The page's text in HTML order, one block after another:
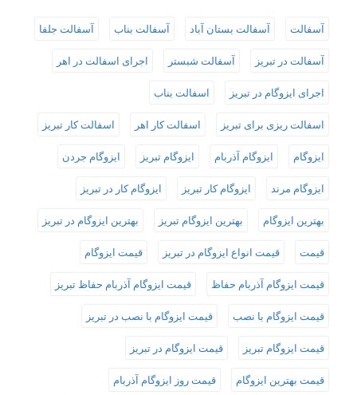
آسفالت آسفالت بستان آباد آسفالت بناب آسفالت جلفا
آسفالت در تبریز آسفالت شبستر اجرای اسفالت در اهر
اجرای ایزوگام در تبریز اسفالت بناب
اسفالت ریزی برای تبریز اسفالت کار اهر اسفالت کار تبریز
ایزوگام ایزوگام آذربام ایزوگام تبریز ایزوگام جردن
ایزوگام مرند ایزوگام کار تبریز ایزوگام کار در تبریز
بهترین ایزوگام بهترین ایزوگام تبریز بهترین ایزوگام در تبریز
قیمت قیمت انواع ایزوگام در تبریز قیمت ایزوگام
قیمت ایزوگام آذربام حفاظ قیمت ایزوگام آذربام حفاظ تبریز
قیمت ایزوگام با نصب قیمت ایزوگام با نصب در تبریز
قیمت ایزوگام تبریز قیمت ایزوگام در تبریز
قیمت بهترین ایزوگام قیمت روز ایزوگام آذربام